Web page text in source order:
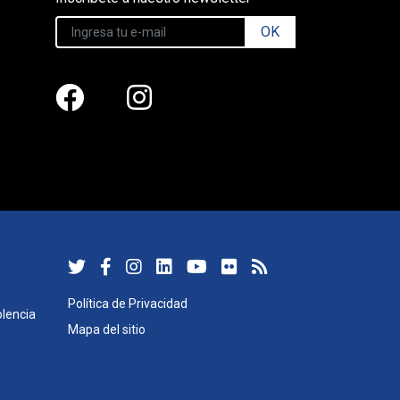
OK
Política de Privacidad
Mapa del sitio